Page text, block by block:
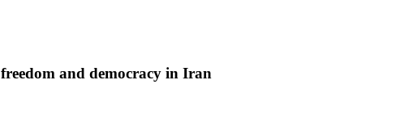
freedom and democracy in Iran